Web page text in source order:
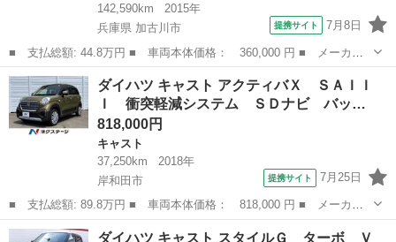
142,590km
2015年
兵庫県 加古川市
提携サイト 7月8日
■ 支払総額: 44.8万円 ■ 車両本体価格： 360,000 円 ■ メーカー
名： ダイハツ ■ 車種名： キャスト ■ グレード名： アクティ
バＧ ＳＡＩＩ 禁煙 ＫＥＮＷＯＯＤメモリーナビ（ＣＤ ＤＶ
Ｄ ＳＤ 録音...
兵庫 加古川市 キャスト
ダイハツ キャスト アクティバＸ ＳＡＩＩ
Ｉ 衝突軽減システム ＳＤナビ バッ…
818,000円
キャスト
37,250km
2018年
岸和田市
提携サイト 7月25日
■ 支払総額: 89.8万円 ■ 車両本体価格： 818,000 円 ■ メーカー
名： ダイハツ ■ 車種名： キャスト ■ グレード名： アクティ
大阪 岸和田市 キャスト
ダイハツ キャスト スタイルＧ ターボ Ｖ